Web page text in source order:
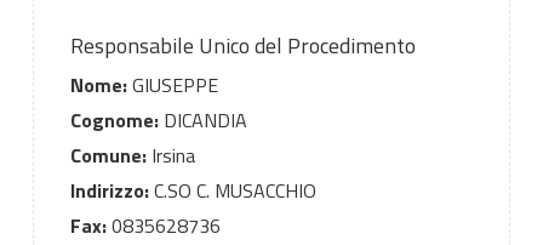
Responsabile Unico del Procedimento
Nome:GIUSEPPE
Cognome:DICANDIA
Comune:Irsina
Indirizzo:C.SO C. MUSACCHIO
Fax:0835628736